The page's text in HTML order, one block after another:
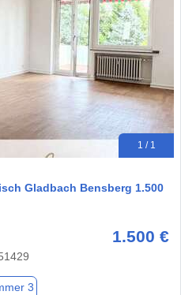
1 / 1
Gladbach Bensberg 1.500
1.500 €
3